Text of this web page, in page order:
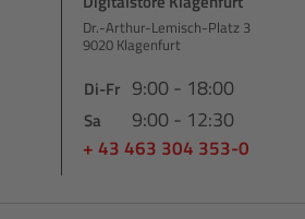
Dr.-Arthur-Lemisch-Platz 3
9020 Klagenfurt
Di-Fr 9:00 - 18:00
Sa 9:00 - 12:30
+ 43 463 304 353-0